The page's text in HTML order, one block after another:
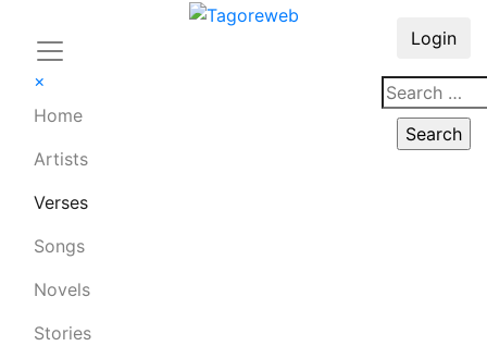
×
Home
Artists
Verses
Songs
Novels
Stories
Login